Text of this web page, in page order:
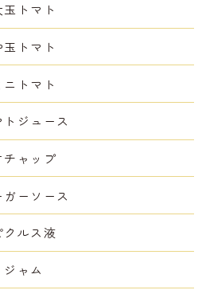
玉トマト
玉トマト
ニトマト
トジュース
チャップ
ガーソース
クルス液
ジャム